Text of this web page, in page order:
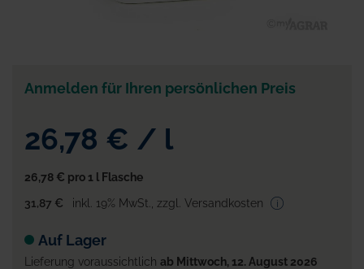
Bildgalerie
Anmelden für Ihren persönlichen Preis
26,78 € / l
26,78 € pro 1 l Flasche
31,87 €
inkl. 19% MwSt. zzgl. Versandkosten
Auf Lager
Lieferung voraussichtlich ab Mittwoch, 12. August 2026